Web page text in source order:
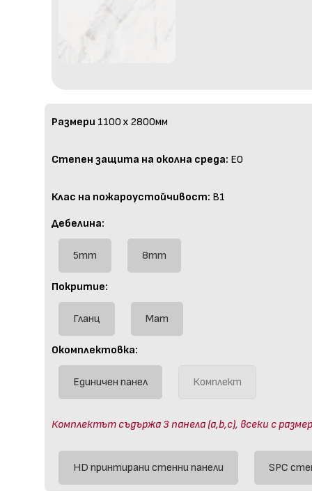
Размери 1100 x 2800мм
Степен защита на околна среда: E0
Клас на пожароустойчивост: B1
Дебелина:
5mm 8mm
Покритие:
Гланц Мат
Окомплектовка:
Единичен панел Комплект
Комплектът съдържа 3 панела (a,b,c), всеки с
HD принтирани стенни панели SPC